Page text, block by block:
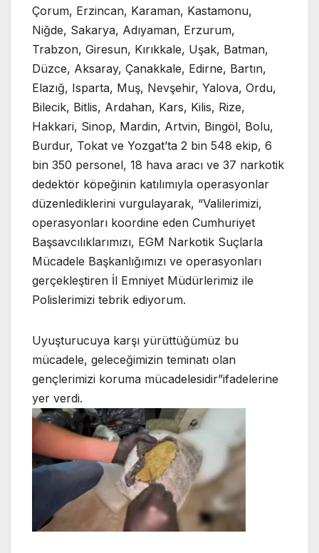
Çorum, Erzincan, Karaman, Kastamonu,
Niğde, Sakarya, Adıyaman, Erzurum,
Trabzon, Giresun, Kırıkkale, Uşak, Batman,
Düzce, Aksaray, Çanakkale, Edirne, Bartın,
Elazığ, Isparta, Muş, Nevşehir, Yalova, Ordu,
Bilecik, Bitlis, Ardahan, Kars, Kilis, Rize,
Hakkari, Sinop, Mardin, Artvin, Bingöl, Bolu,
Burdur, Tokat ve Yozgat’ta 2 bin 548 ekip, 6
bin 350 personel, 18 hava aracı ve 37 narkotik
dedektör köpeğinin katılımıyla operasyonlar
düzenlediklerini vurgulayarak, “Valilerimizi,
operasyonları koordine eden Cumhuriyet
Başsavcılıklarımızı, EGM Narkotik Suçlarla
Mücadele Başkanlığımızı ve operasyonları
gerçekleştiren İl Emniyet Müdürlerimiz ile
Polislerimizi tebrik ediyorum.
Uyuşturucuya karşı yürüttüğümüz bu
mücadele, geleceğimizin teminatı olan
gençlerimizi koruma mücadelesidir”ifadelerine
yer verdi.